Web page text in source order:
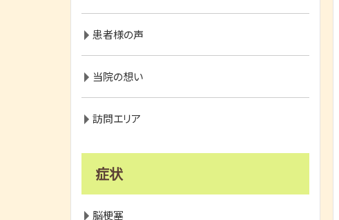
患者様の声
当院の想い
訪問エリア
症状
脳梗塞